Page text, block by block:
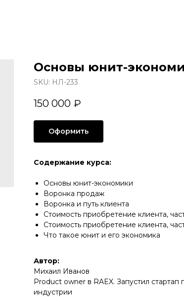
Основы юнит-
SKU: НЛ-233
150 000 ₽
Оформить
Содержание курса:
Основы юнит-экономики
Воронка продаж
Воронка и путь клиента
Стоимость приобретение клиента,
Стоимость приобретение клиента,
Что такое юнит и его экономика
Автор:
Михаил Иванов
Product owner в RAEX. Запустил
индустрии